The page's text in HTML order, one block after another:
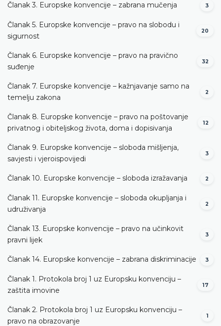
Članak 3. Europske konvencije – zabrana mučenja 3
Članak 5. Europske konvencije – pravo na slobodu i
sigurnost
20
Članak 6. Europske konvencije – pravo na pravično
suđenje
32
Članak 7. Europske konvencije – kažnjavanje samo na
temelju zakona
2
Članak 8. Europske konvencije – pravo na poštovanje
privatnog i obiteljskog života, doma i dopisivanja
12
Članak 9. Europske konvencije – sloboda mišljenja,
savjesti i vjeroispovijedi
3
Članak 10. Europske konvencije – sloboda izražavanja 2
Članak 11. Europske konvencije – sloboda okupljanja i
udruživanja
2
Članak 13. Europske konvencije – pravo na učinkovit
pravni lijek
3
Članak 14. Europske konvencije – zabrana diskriminacije 3
Članak 1. Protokola broj 1 uz Europsku konvenciju –
zaštita imovine
17
Članak 2. Protokola broj 1 uz Europsku konvenciju –
pravo na obrazovanje
1